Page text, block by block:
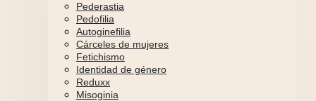
Pederastia
Pedofilia
Autoginefilia
Cárceles de mujeres
Fetichismo
Identidad de género
Reduxx
Misoginia